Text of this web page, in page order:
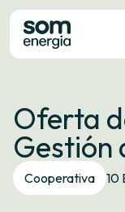
Tarifak
Zerbitzuak
Enpresak
Oferta
Gestión
Cooperativa 10